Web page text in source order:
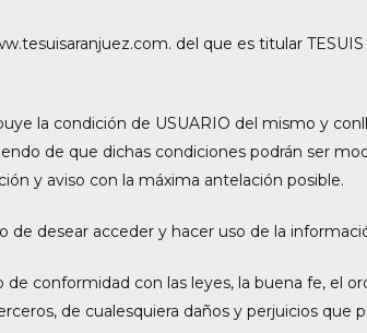
del que es titular
la condición de USUARIO del mismo y
de que dichas condiciones podrán ser
y aviso con la máxima antelación posible.
desear acceder y hacer uso de la
conformidad con las leyes, la buena fe, el
de cualesquiera daños y perjuicios que